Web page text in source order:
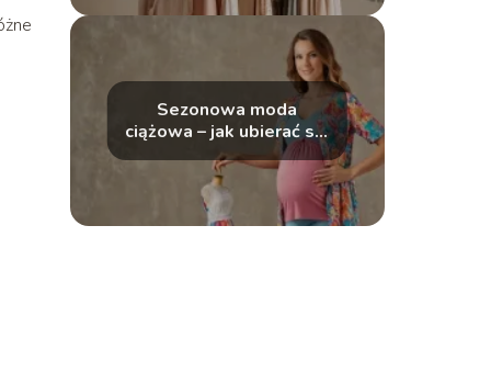
Sezonowa moda
ciążowa – jak ubierać się
w ciąży latem, zimą i w
okresach
przejściowych?